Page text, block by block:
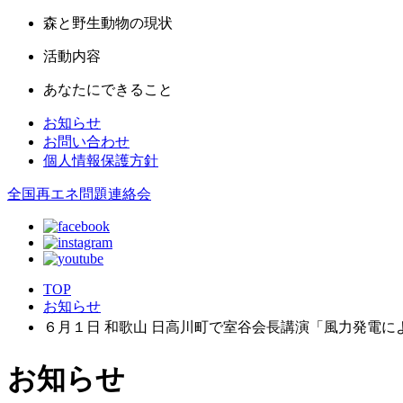
森と野生動物の現状
活動内容
あなたにできること
お知らせ
お問い合わせ
個人情報保護方針
全国再エネ問題連絡会
TOP
お知らせ
６月１日 和歌山 日高川町で室谷会長講演「風力発電に
お知らせ